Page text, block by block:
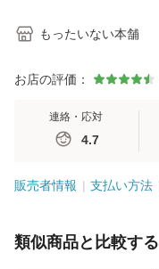
もったいない本舗
お店の評価：
連絡・応対
4.7
販売者情報 支払い方法
類似商品と比較する